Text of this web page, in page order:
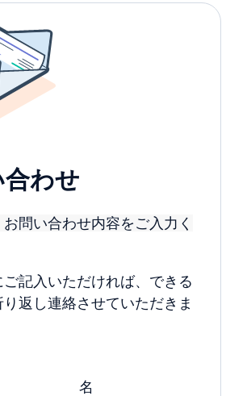
わせ
問い合わせ内容をご入力く
ご記入いただければ、できる
返し連絡させていただきま
名